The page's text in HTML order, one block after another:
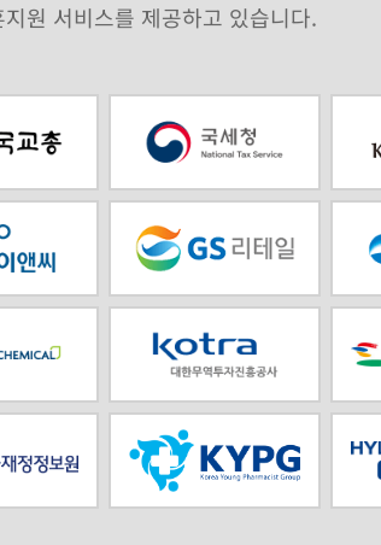
원 서비스를 제공하고 있습니다.